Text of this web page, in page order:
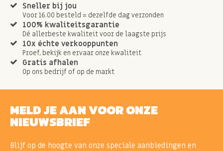
Sneller bij jou
Voor 16.00 besteld = dezelfde dag verzonden
100% kwaliteitsgarantie
Dé allerbeste kwaliteit voor de laagste prijs
10x échte verkooppunten
Proef, bekijk en ervaar onze kwaliteit
Gratis afhalen
Op ons bedrijf of op de markt
MELD JE AAN VOOR ONZE
NIEUWSBRIEF
Blijf op de hoogte van onze speciale aanbiedingen en